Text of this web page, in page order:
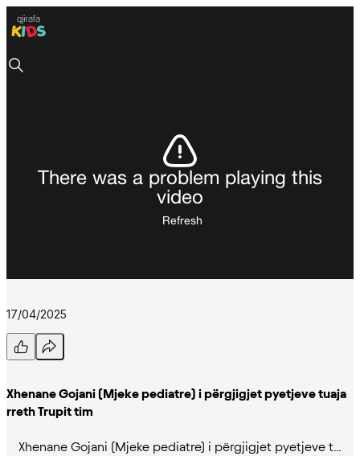
There was a problem playing this
video
Refresh
17/04/2025
Xhenane Gojani (Mjeke pediatre) i përgjigjet pyetjeve tuaja
rreth Trupit tim
Xhenane Gojani (Mjeke pediatre) i përgjigjet pyetjeve t…